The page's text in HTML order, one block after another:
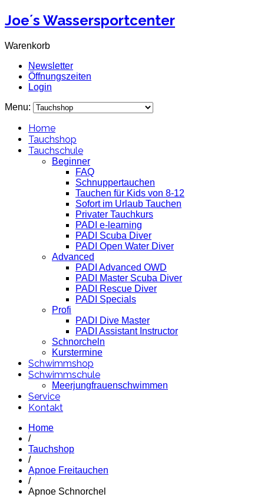
Joe´s Wassersportcenter
Warenkorb
Newsletter
Öffnungszeiten
Login
Menu:
Home
Tauchshop
Tauchschule
Beginner
FAQ
Schnuppertauchen
Tauchen für Kids von 8-12
Sofort im Urlaub Tauchen
Privater Tauchkurs
PADI e-learning
PADI Scuba Diver
PADI Open Water Diver
Advanced
PADI Advanced OWD
PADI Master Scuba Diver
PADI Rescue Diver
PADI Specials
Profi
PADI Dive Master
PADI Assistant Instructor
Schnorcheln
Kurstermine
Schwimmshop
Schwimmschule
Meerjungfrauenschwimmen
Service
Kontakt
Home
/
Tauchshop
/
Apnoe Freitauchen
/
Apnoe Schnorchel